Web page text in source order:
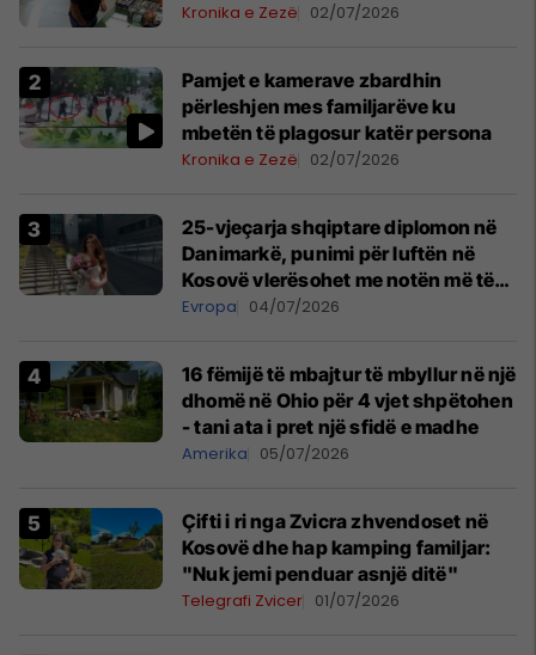
Kronika e Zezë 02/07/2026
Pamjet e kamerave zbardhin
përleshjen mes familjarëve ku
mbetën të plagosur katër persona
Kronika e Zezë 02/07/2026
25-vjeçarja shqiptare diplomon në
Danimarkë, punimi për luftën në
Kosovë vlerësohet me notën më të
lartë
Evropa 04/07/2026
16 fëmijë të mbajtur të mbyllur në një
dhomë në Ohio për 4 vjet shpëtohen
- tani ata i pret një sfidë e madhe
Amerika 05/07/2026
Çifti i ri nga Zvicra zhvendoset në
Kosovë dhe hap kamping familjar:
"Nuk jemi penduar asnjë ditë"
Telegrafi Zvicer 01/07/2026